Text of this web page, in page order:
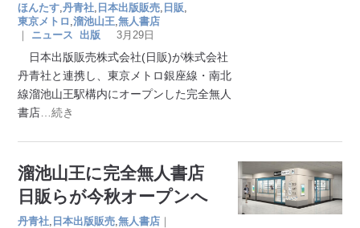
ほんたす ,丹青社 日本出版販売 日販
東京メトロ ,溜池山王 ,無人書店
｜
ニュース 出版 3月29日
日本出版販売株式会社(日販)が株式会社
丹青社と連携し、東京メトロ銀座線・南北
線溜池山王駅構内にオープンした完全無人
書店 …続き
溜池山王に完全無人書店
日販らが今秋オープンへ
丹青社 日本出版販売 ,無人書店 ｜